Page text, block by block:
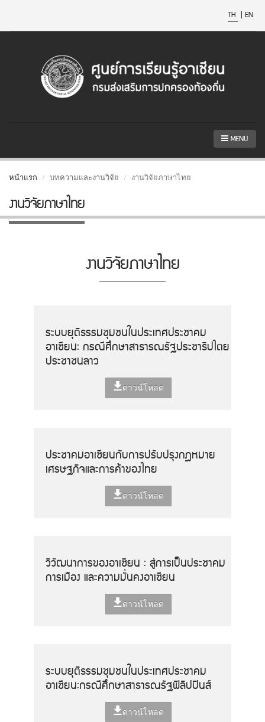
TH | EN
MENU
หน้าแรก บทความและงานวิจัย งานวิจัยภาษาไทย
งานวิจัยภาษาไทย
งานวิจัยภาษาไทย
ระบบยุติธรรมชุมชนในประเทศประชาคม
อาเซียน: กรณีศึกษาสาธารณรัฐประชาธิปไตย
ประชาชนลาว
ดาวน์โหลด
ประชาคมอาเซียนกับการปรับปรุงกฎหมาย
เศรษฐกิจและการค้าของไทย
ดาวน์โหลด
วิวัฒนาการของอาเซียน : สู่การเป็นประชาคม
การเมือง และความมั่นคงอาเซียน
ดาวน์โหลด
ระบบยุติธรรมชุมชนในประเทศประชาคม
อาเซียน:กรณีศึกษาสาธารณรัฐฟิลิปปินส์
ดาวน์โหลด